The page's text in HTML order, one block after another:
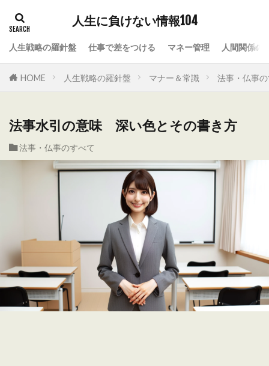
人生に負けない情報104
人生戦略の羅針盤 仕事で差をつける マネー管理 人間関係の
HOME 人生戦略の羅針盤 マナー＆常識 法事・仏事
法事水引の意味 深い色とその書き方
法事・仏事のすべて